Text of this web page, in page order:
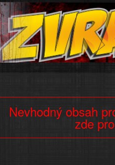
Nevhodný obsah
zde